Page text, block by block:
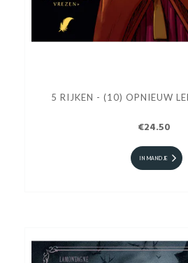
5 RIJKEN - (10) OPNIEUW
€24.50
IN MANDJE